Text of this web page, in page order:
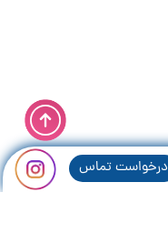
درخواست تماس